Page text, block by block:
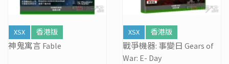
[02/07] PS5/ XBox Grand Theft Auto VI 香港版預訂後續跟進
XSX 香港版
神鬼寓言 Fable
XSX 香港版
戰爭機器: 事變日 Gears of
War: E- Day